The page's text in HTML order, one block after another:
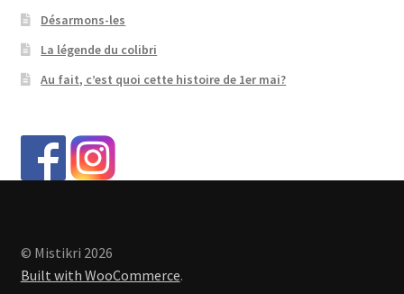
Désarmons-les
La légende du colibri
Au fait, c’est quoi cette histoire de 1er mai?
© Mistikri 2026
Built with WooCommerce.